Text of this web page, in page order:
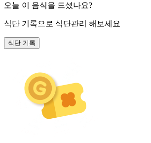
오늘 이 음식을 드셨나요?
식단 기록으로 식단관리 해보세요
식단 기록